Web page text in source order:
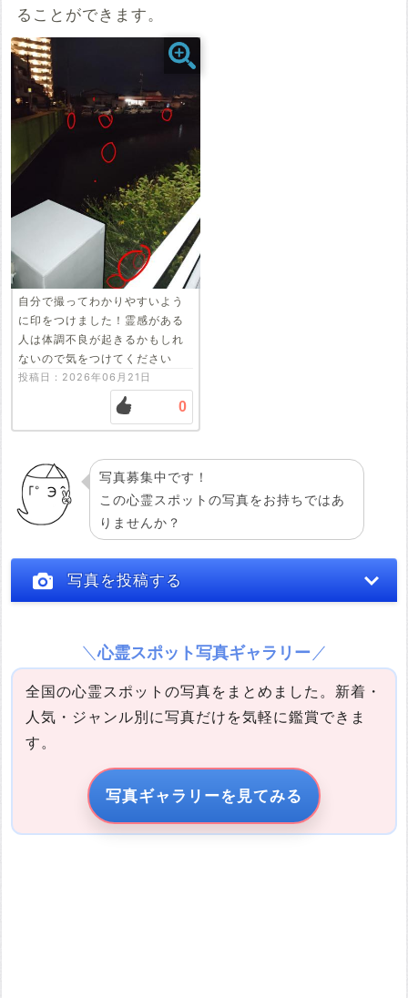
ることができます。
自分で撮ってわかりやすいよう
に印をつけました！霊感がある
人は体調不良が起きるかもしれ
ないので気をつけてください
投稿日：2026年06月21日
0
写真募集中です！
この心霊スポットの写真をお持ちではあ
りませんか？
写真を投稿する
写真の説明
心霊スポット写真ギャラリー
全国の心霊スポットの写真をまとめました。新着・
人気・ジャンル別に写真だけを気軽に鑑賞できま
す。
写真ギャラリーを見てみる